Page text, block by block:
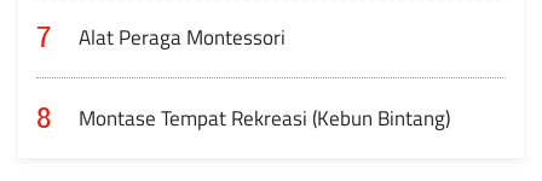
7 Alat Peraga Montessori
8 Montase Tempat Rekreasi (Kebun Bintang)